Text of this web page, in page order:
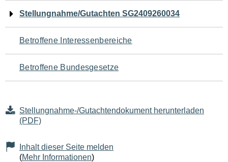
Navigation
für
den
Seiteninhalt
Stellungnahme/Gutachten SG2409260034
Betroffene Interessenbereiche
Betroffene Bundesgesetze
Stellungnahme-/Gutachtendokument herunterladen
(PDF)
Inhalt dieser Seite melden
(Mehr Informationen)